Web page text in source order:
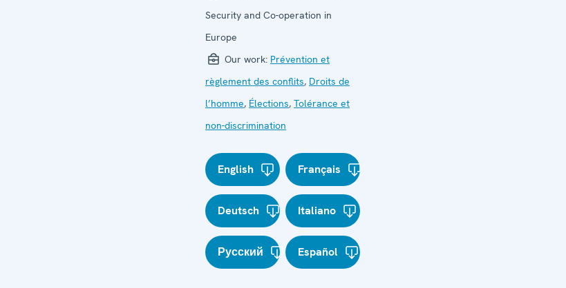
Security and Co-operation in
Europe
Our work: Prévention et
règlement des conflits, Droits de
l’homme, Élections, Tolérance et
non-discrimination
English Français
Deutsch Italiano
Русский Español